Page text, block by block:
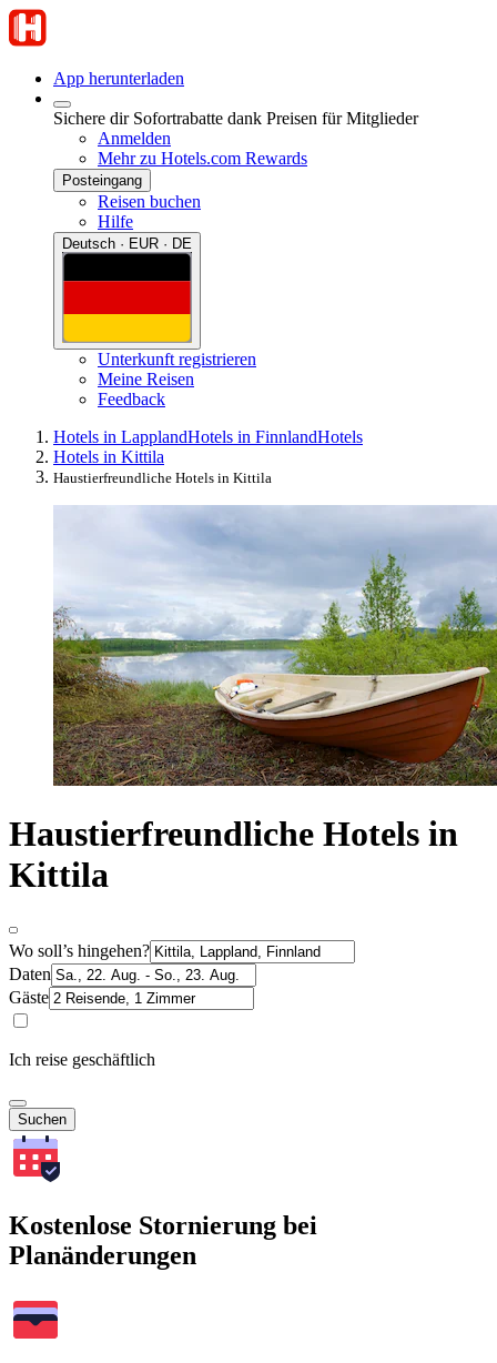
App herunterladen
Sichere dir Sofortrabatte dank Preisen für Mitglieder
Anmelden
Mehr zu Hotels.com Rewards
Posteingang
Reisen buchen
Hilfe
Deutsch · EUR · DE
Unterkunft registrieren
Meine Reisen
Feedback
Hotels in LapplandHotels in FinnlandHotels
Hotels in Kittila
Haustierfreundliche Hotels in Kittila
Haustierfreundliche Hotels in
Kittila
Wo soll’s hingehen?
Daten
Gäste
Ich reise geschäftlich
Suchen
Kostenlose Stornierung bei
Planänderungen